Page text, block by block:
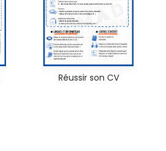
Réussir son CV